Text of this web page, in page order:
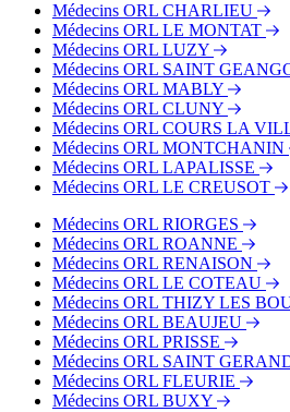
Médecins ORL CHARLIEU
Médecins ORL LE MONTAT
Médecins ORL LUZY
Médecins ORL SAINT
Médecins ORL MABLY
Médecins ORL CLUNY
Médecins ORL COURS LA
Médecins ORL MONTCHANIN
Médecins ORL LAPALISSE
Médecins ORL LE CREUSOT
Médecins ORL RIORGES
Médecins ORL ROANNE
Médecins ORL RENAISON
Médecins ORL LE COTEAU
Médecins ORL THIZY LES
Médecins ORL BEAUJEU
Médecins ORL PRISSE
Médecins ORL SAINT
Médecins ORL FLEURIE
Médecins ORL BUXY